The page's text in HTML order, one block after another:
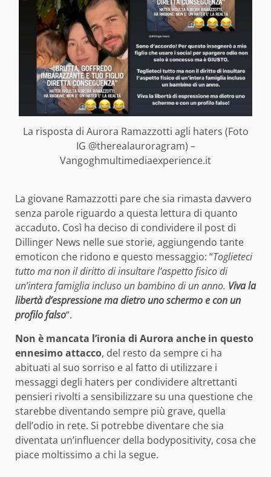
La risposta di Aurora Ramazzotti agli haters (Foto
IG @therealauroragram) –
Vangoghmultimediaexperience.it
La giovane Ramazzotti pare che sia rimasta davvero
senza parole riguardo a questa lettura di quanto
accaduto. Così ha deciso di condividere il post di
Dillinger News nelle sue storie, aggiungendo tante
emoticon che ridono e questo messaggio: “Toglieteci
tutto ma non il diritto di insultare l’aspetto fisico di
un’intera famiglia incluso un bambino di un anno. Viva la
libertà d’espressione ma dietro uno schermo e con un
profilo falso“.
Non è mancata l’ironia di Aurora anche in questo
ennesimo attacco, del resto da sempre ci ha
abituati al suo sorriso e al fatto di utilizzare i
messaggi degli haters per condividere altrettanti
pensieri rivolti a sensibilizzare su una questione che
starebbe diventando sempre più grave, quella
dell’odio in rete. Si potrebbe diventare che sia
diventata un’influencer della bodypositivity, cosa che
piace moltissimo a chi la segue.